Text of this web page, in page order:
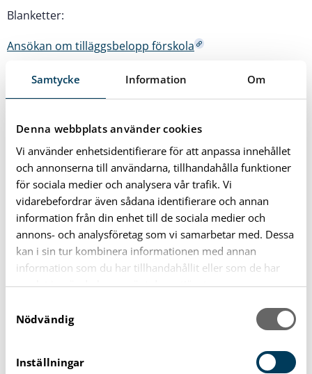
Samtycke Information Om
Denna webbplats använder cookies
Vi använder enhetsidentifierare för att anpassa innehållet
och annonserna till användarna, tillhandahålla funktioner
för sociala medier och analysera vår trafik. Vi
vidarebefordrar även sådana identifierare och annan
information från din enhet till de sociala medier och
annons- och analysföretag som vi samarbetar med. Dessa
kan i sin tur kombinera informationen med annan
information som du har tillhandahållit eller som de har
samlat in när du har använt deras tjänster.
Nödvändig
Inställningar
Blanketter:
Ansökan om tilläggsbelopp förskola
Ansökan om tilläggsbelopp grundskola
Mer information om tilläggsbelopp
Handläggning av
ansökningar
Utbildningsnämnden gör en individuell bedömning av
vad som framkommer i underlaget i varje enskild
Överklagan av beslut sker skriftligen till
utbildningsnämnden inom tre veckor från den dags
beslutet delgavs.